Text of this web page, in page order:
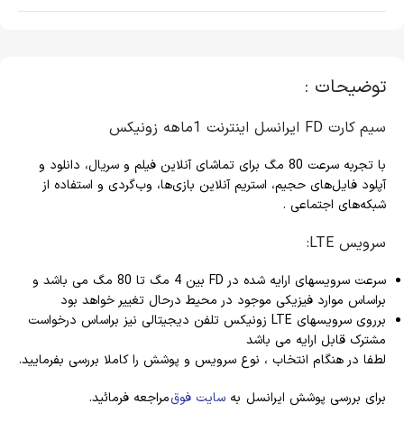
توضیحات :
سیم کارت FD ایرانسل اینترنت 1ماهه زونیکس
با تجربه سرعت 80 مگ برای تماشای آنلاین فیلم و سریال، دانلود و
آپلود فایل‌های حجیم، استریم آنلاین بازی‌ها، وب‌گردی و استفاده از
شبکه‌های اجتماعی .
سرویس LTE:
سرعت سرویسهای ارایه شده در FD بین 4 مگ تا 80 مگ می باشد و
براساس موارد فیزیکی موجود در محیط درحال تغییر خواهد بود
برروی سرویسهای LTE زونیکس تلفن دیجیتالی نیز براساس درخواست
مشترک قابل ارایه می باشد
لطفا در هنگام انتخاب ، نوع سرویس و پوشش را کاملا بررسی بفرمایید.
برای بررسی پوشش ایرانسل به سایت فوقمراجعه فرمائید.